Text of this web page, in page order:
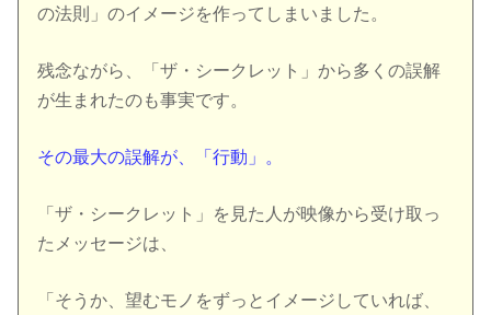
の法則」のイメージを作ってしまいました。
残念ながら、「ザ・シークレット」から多くの誤解
が生まれたのも事実です。
その最大の誤解が、「行動」。
「ザ・シークレット」を見た人が映像から受け取っ
たメッセージは、
「そうか、望むモノをずっとイメージしていれば、